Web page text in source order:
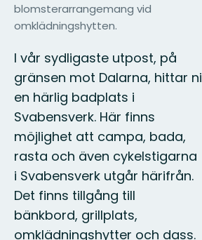
blomsterarrangemang vid
omklädningshytten.
I vår sydligaste utpost, på
gränsen mot Dalarna, hittar ni
en härlig badplats i
Svabensverk. Här finns
möjlighet att campa, bada,
rasta och även cykelstigarna
i Svabensverk utgår härifrån.
Det finns tillgång till
bänkbord, grillplats,
omklädningshytter och dass.